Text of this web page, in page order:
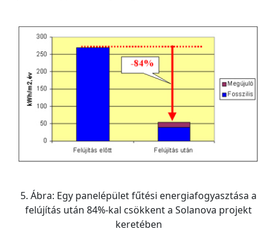
5. Ábra: Egy panelépület fűtési energiafogyasztása a
felújítás után 84%-kal csökkent a Solanova projekt
keretében